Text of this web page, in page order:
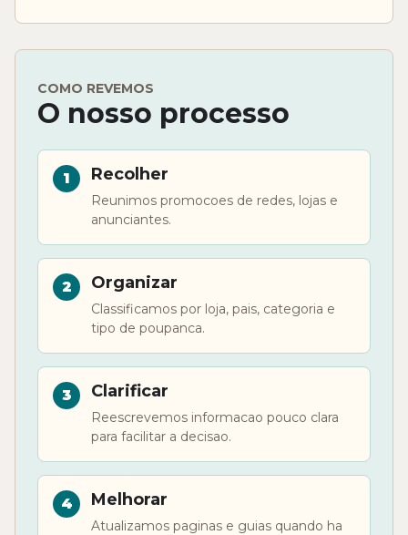
COMO REVEMOS
O nosso processo
Recolher
Reunimos promocoes de redes, lojas e
anunciantes.
Organizar
Classificamos por loja, pais, categoria e
tipo de poupanca.
Clarificar
Reescrevemos informacao pouco clara
para facilitar a decisao.
Melhorar
Atualizamos paginas e guias quando ha